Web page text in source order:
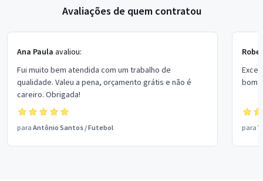
Avaliações de quem contratou
Ana Paula avaliou:
Fui muito bem atendida com um trabalho de
qualidade. Valeu a pena, orçamento grátis e não é
careiro. Obrigada!
para Antônio Santos /Futebol
bom
para